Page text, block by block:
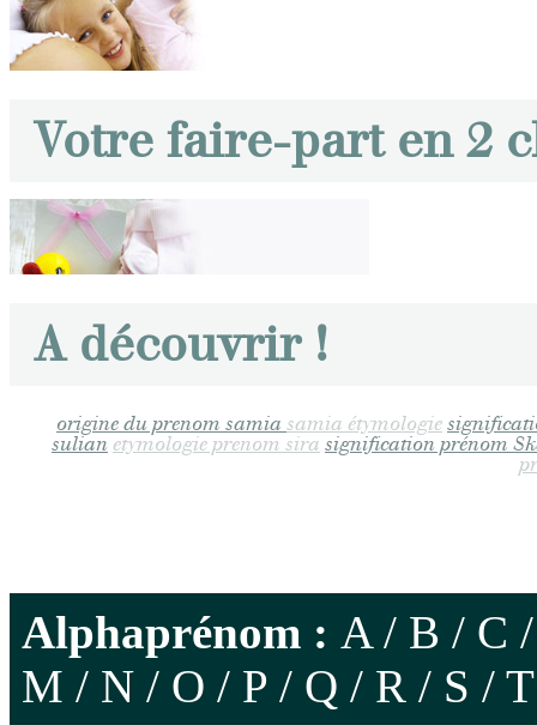
Votre faire-part en 2
A découvrir !
origine du prenom samia samia étymologie
sulian etymologie prenom sira signification prénom
Alphaprénom : A/ B / C
M / N / O / P / Q / R / S / T